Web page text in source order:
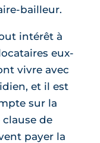
bailleur.
intérêt à
eux-
vivre avec
et il est
sur la
de
payer la